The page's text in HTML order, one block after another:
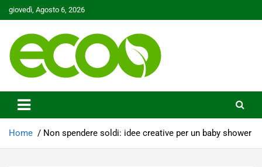
Skip
to
giovedì, Agosto 6, 2026
Ecoo.it
Home Non spendere soldi: idee creative per un baby shower